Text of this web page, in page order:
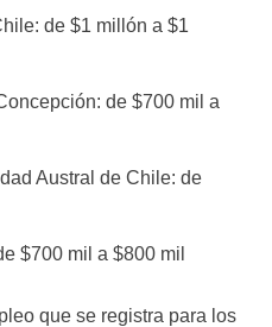
de $1 millón a $1
de $700 mil a
Austral de Chile: de
$700 mil a $800 mil
que se registra para los